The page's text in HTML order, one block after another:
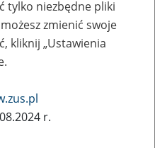
zakładanie profili
firmy
tylko niezbędne pliki
zmienić swoje
kliknij „Ustawienia
r.